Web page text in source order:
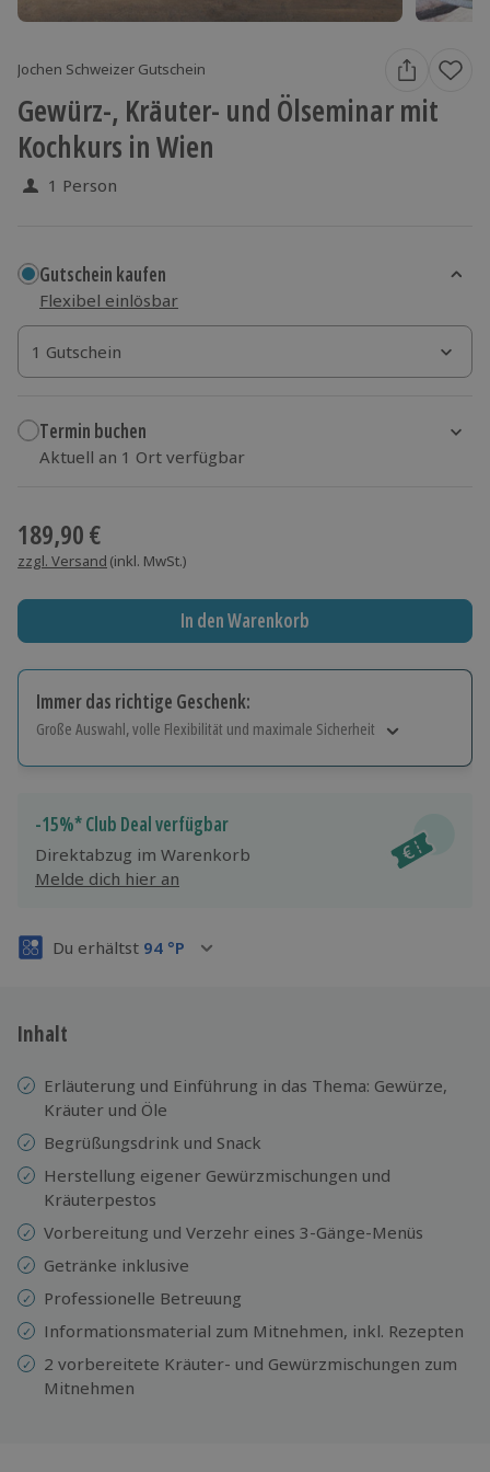
Jochen Schweizer Gutschein
Gewürz-, Kräuter- und Ölseminar mit
Kochkurs in Wien
1 Person
Gutschein kaufen
Flexibel einlösbar
1 Gutschein
1 Gutschein
1 Gutschein
Termin buchen
Aktuell an 1 Ort verfügbar
189,90 €
zzgl. Versand (inkl. MwSt.)
In den Warenkorb
Immer das richtige Geschenk:
Große Auswahl, volle Flexibilität und maximale Sicherheit
Jeder Gutschein für alle Erlebnisse einlösbar.
Maximale Sicherheit
3 Jahre gültig & verlängerbar.
-15%* Club Deal verfügbar
Direktabzug im Warenkorb
Melde dich hier an
Du erhältst 94 °P
Inhalt
Erläuterung und Einführung in das Thema: Gewürze,
Kräuter und Öle
Begrüßungsdrink und Snack
Herstellung eigener Gewürzmischungen und
Kräuterpestos
Vorbereitung und Verzehr eines 3-Gänge-Menüs
Getränke inklusive
Professionelle Betreuung
Informationsmaterial zum Mitnehmen, inkl. Rezepten
2 vorbereitete Kräuter- und Gewürzmischungen zum
Mitnehmen